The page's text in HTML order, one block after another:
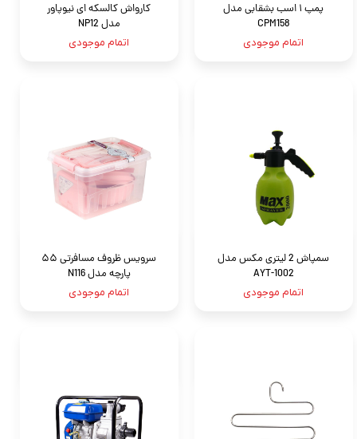
پمپ ۱ اسب بشقابی مدل
CPM158
اتمام موجودی
کارواش کالسکه ای نیوپاور
مدل NP12
اتمام موجودی
سمپاش 2 لیتری مکس مدل
AYT-1002
اتمام موجودی
سرویس ظروف مسافرتی ۵۵
پارچه مدل N116
اتمام موجودی